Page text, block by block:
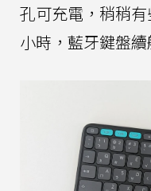
孔可充電，稍稍
小時，藍牙鍵盤